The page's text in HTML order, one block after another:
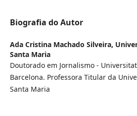
Biografia do Autor
Ada Cristina Machado Silveira,
Santa Maria
Doutorado em Jornalismo -
Barcelona. Professora Titular da
Santa Maria